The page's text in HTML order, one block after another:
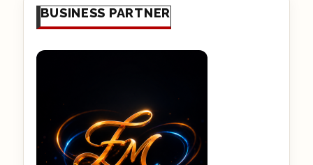
BUSINESS PARTNER